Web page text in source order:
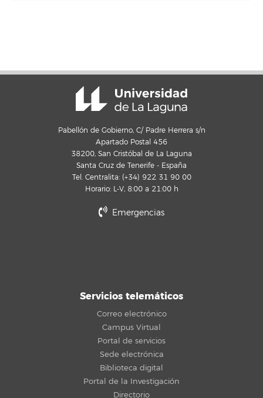
Pabellón de Gobierno, C/ Padre Herrera s/n
Apartado Postal 456
38200, San Cristóbal de La Laguna
Santa Cruz de Tenerife - España
Tel. Centralita: (+34) 922 31 90 00
Horario: L-V, 8:00 a 21:00 h
Emergencias
Servicios telemáticos
Correo electrónico
Campus Virtual
Portal de servicios
Sede electrónica
Biblioteca digital
Portal de la Investigación
Directorio